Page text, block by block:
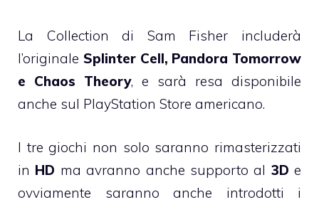
La Collection di Sam Fisher includerà
l’originale Splinter Cell, Pandora Tomorrow
e Chaos Theory, e sarà resa disponibile
anche sul PlayStation Store americano.
I tre giochi non solo saranno rimasterizzati
in HD ma avranno anche supporto al 3D e
ovviamente saranno anche introdotti i